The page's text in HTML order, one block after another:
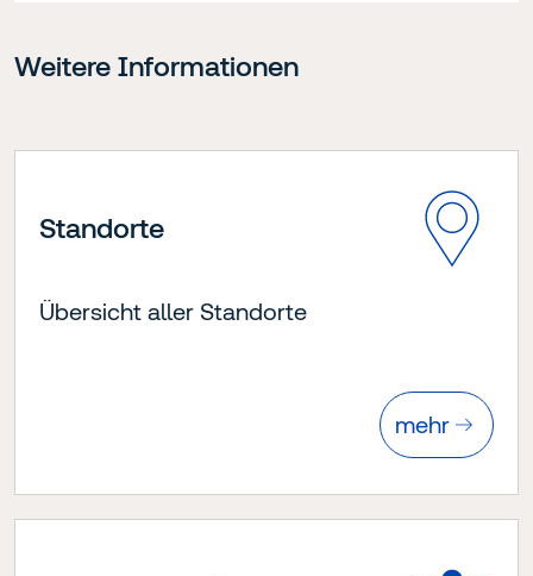
Weitere Informationen
Standorte
Übersicht aller Standorte
mehr